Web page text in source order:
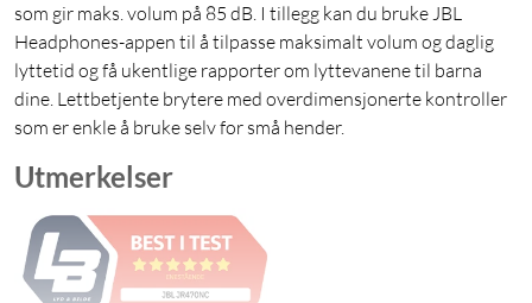
som gir maks. volum på 85 dB. I tillegg kan du bruke JBL
Headphones-appen til å tilpasse maksimalt volum og daglig
lyttetid og få ukentlige rapporter om lyttevanene til barna
dine. Lettbetjente brytere med overdimensjonerte kontroller
som er enkle å bruke selv for små hender.
Utmerkelser